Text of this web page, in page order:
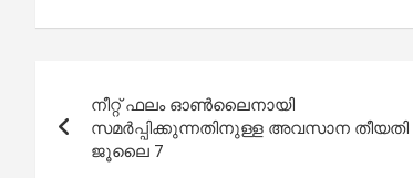
navigation
നീറ്റ് ഫലം ഓൺലൈനായി
സമർപ്പിക്കുന്നതിനുള്ള അവസാന തീയതി
ജൂലൈ 7